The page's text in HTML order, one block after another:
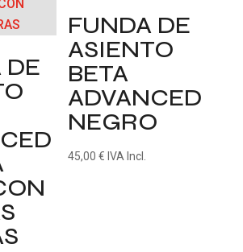
DE
FUNDA DE
ASIENTO
BETA
ADVANCED
NEGRO
45,00€ IVA Incl.